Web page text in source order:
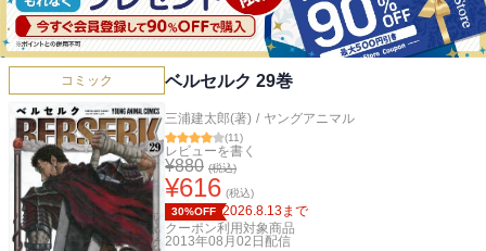
コミック ベルセルク 29巻
三浦建太郎(著) / ヤングアニマル
(11)
レビューを書く
¥880 (税込)
¥616 (税込)
30%OFF 2026.8.13まで
クーポン利用対象商品
2013年08月02日 配信